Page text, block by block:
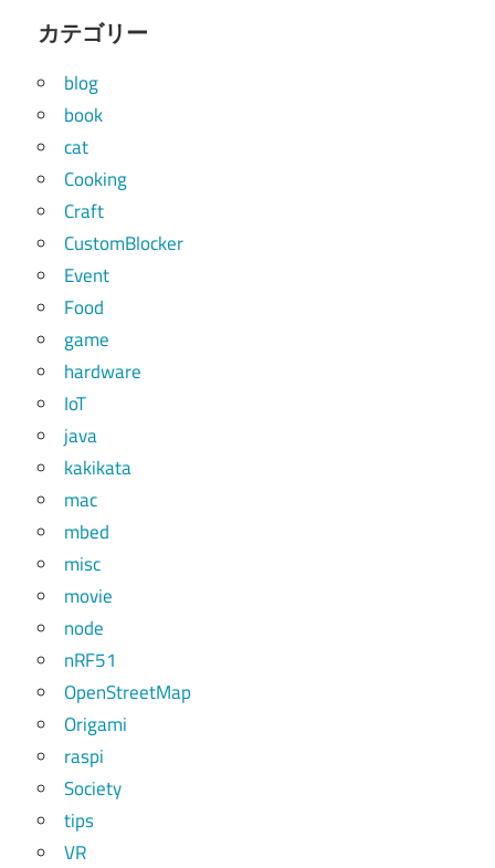
カテゴリー
blog
book
cat
Cooking
Craft
CustomBlocker
Event
Food
game
hardware
IoT
java
kakikata
mac
mbed
misc
movie
node
nRF51
OpenStreetMap
Origami
raspi
Society
tips
VR